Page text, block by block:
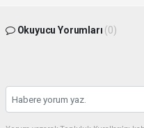
Okuyucu Yorumları (0)